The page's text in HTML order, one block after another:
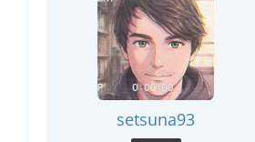
setsuna93